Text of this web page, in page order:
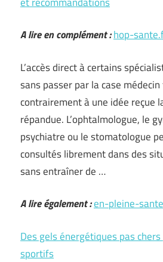
A lire en complément :hop-
L’accès direct à certains
sans passer par la case
contrairement à une idée reçue
répandue. L’ophtalmologue, le
psychiatre ou le stomatologue
consultés librement dans des
sans entraîner de …
A lire également :en-pleine-
Des gels énergétiques pas
sportifs